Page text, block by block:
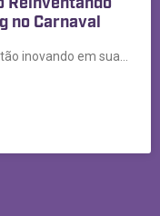
no Carnaval